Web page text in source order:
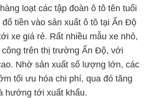
loạt các tập đoàn ô tô tên tuổi
tiền vào sản xuất ô tô tại Ấn Độ
xe giá rẻ. Rất nhiều mẫu xe nhỏ,
công trên thị trường Ấn Độ, với
Nhờ sản xuất số lượng lớn, các
tối ưu hóa chi phí, qua đó tăng
hướng tới xuất khẩu.